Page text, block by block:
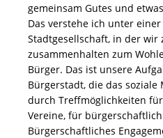
gemeinsam Gutes und
Das verstehe ich unter
Stadtgesellschaft, in der
zusammenhalten zum
Bürger. Das ist unsere
Bürgerstadt, die das
durch Treffmöglichkeiten
Vereine, für
Bürgerschaftliches